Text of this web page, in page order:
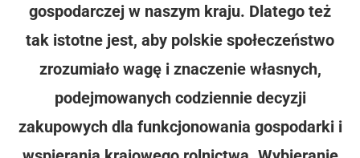
gospodarczej w naszym kraju. Dlatego też
tak istotne jest, aby polskie społeczeństwo
zrozumiało wagę i znaczenie własnych,
podejmowanych codziennie decyzji
zakupowych dla funkcjonowania gospodarki i